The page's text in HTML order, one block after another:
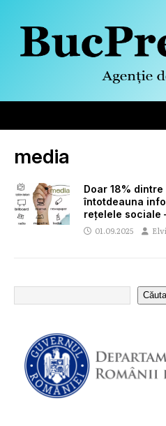
media
Doar 18%
întotdeauna
rețelele sociale
01.09.2025